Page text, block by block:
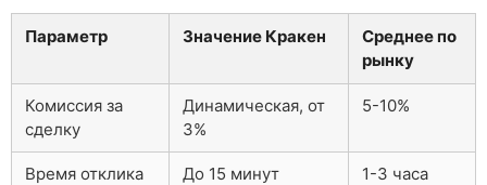
Параметр Значение Кракен
Среднее по
рынку
Комиссия за
сделку
Динамическая, от
3%
5-10%
Время отклика
До 15 минут 1-3 часа